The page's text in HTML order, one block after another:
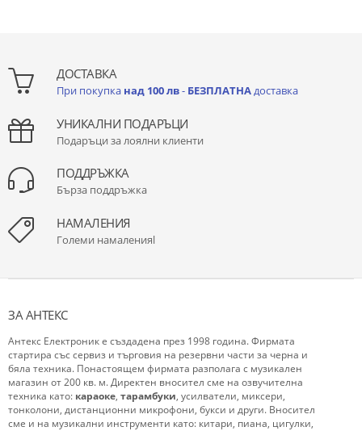
ДОСТАВКА
При покупка над 100 лв- БЕЗПЛАТНАдоставка
УНИКАЛНИ ПОДАРЪЦИ
Подаръци за лоялни клиенти
ПОДДРЪЖКА
Бърза поддръжка
НАМАЛЕНИЯ
Големи намаленияl
ЗА АНТЕКС
Антекс Електроник е създадена през 1998 година. Фирмата
стартира със сервиз и търговия на резервни части за черна и
бяла техника. Понастоящем фирмата разполага с музикален
магазин от 200 кв. м. Директен вносител сме на озвучителна
техника като: караоке, тарамбуки, усилватели, миксери,
тонколони, дистанционни микрофони, букси и други. Вносител
сме и на музикални инструменти като: китари, пиана, цигулки,